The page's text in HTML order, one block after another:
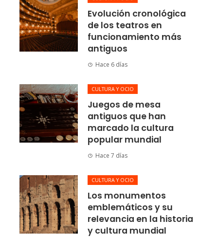
Evolución cronológica
de los teatros en
funcionamiento más
antiguos
Hace 6 días
CULTURA Y OCIO
Juegos de mesa
antiguos que han
marcado la cultura
popular mundial
Hace 7 días
CULTURA Y OCIO
Los monumentos
emblemáticos y su
relevancia en la historia
y cultura mundial